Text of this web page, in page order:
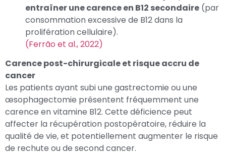
entraîner une carence en B12 secondaire (par
consommation excessive de B12 dans la
prolifération cellulaire).
(Ferrão et al., 2022)
Carence post-chirurgicale et risque accru de
cancer
Les patients ayant subi une gastrectomie ou une
œsophagectomie présentent fréquemment une
carence en vitamine B12. Cette déficience peut
affecter la récupération postopératoire, réduire la
qualité de vie, et potentiellement augmenter le risque
de rechute ou de second cancer.